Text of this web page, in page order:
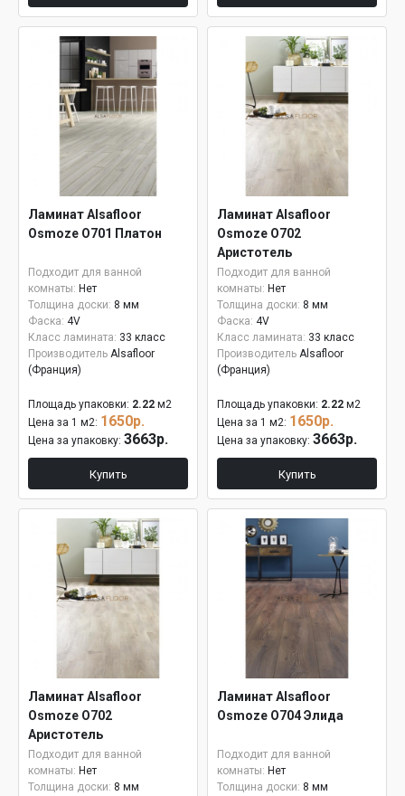
Ламинат Alsafloor
Osmoze О701 Платон
Подходит для ванной
комнаты: Нет
Толщина доски: 8 мм
Фаска: 4V
Класс ламината: 33 класс
Производитель Alsafloor
(Франция)
Площадь упаковки: 2.22 м2
Цена за 1 м2: 1650р.
Цена за упаковку: 3663р.
Купить
Ламинат Alsafloor
Osmoze О702
Аристотель
Подходит для ванной
комнаты: Нет
Толщина доски: 8 мм
Фаска: 4V
Класс ламината: 33 класс
Производитель Alsafloor
(Франция)
Площадь упаковки: 2.22 м2
Цена за 1 м2: 1650р.
Цена за упаковку: 3663р.
Купить
Ламинат Alsafloor
Osmoze О702
Аристотель
Подходит для ванной
комнаты: Нет
Толщина доски: 8 мм
Ламинат Alsafloor
Osmoze О704 Элида
Подходит для ванной
комнаты: Нет
Толщина доски: 8 мм